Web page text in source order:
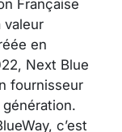
Française
valeur
en
Next Blue
fournisseur
c’est